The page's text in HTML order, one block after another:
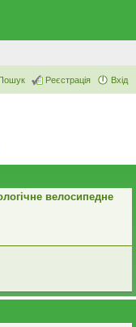
Вхід
Реєстрація
велосипедне